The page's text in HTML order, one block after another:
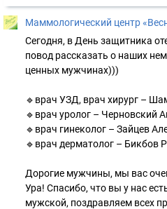
Маммологический центр
Сегодня, в День защитника
повод рассказать о наших
ценных мужчинах)))
🔹врач УЗД, врач хирург –
🔹врач уролог – Черновский
🔹врач гинеколог – Зайцев
🔹врач дерматолог – Бикбов
Дорогие мужчины, мы вас
Ура! Спасибо, что вы у нас
мужской, поздравляем всех